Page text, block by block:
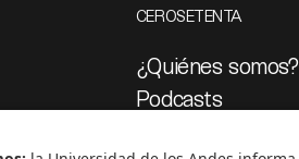
CEROSETENTA
¿Quiénes somos?
Podcasts